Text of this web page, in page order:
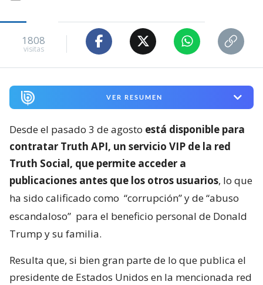
1808
visitas
VER RESUMEN
Desde el pasado 3 de agosto está disponible para
contratar Truth API, un servicio VIP de la red
Truth Social, que permite acceder a
publicaciones antes que los otros usuarios, lo que
ha sido calificado como “corrupción” y de “abuso
escandaloso” para el beneficio personal de Donald
Trump y su familia.
Resulta que, si bien gran parte de lo que publica el
presidente de Estados Unidos en la mencionada red